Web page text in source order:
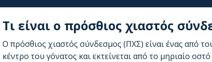
Τι είναι ο πρόσθιος χιαστός
O πρόσθιος χιαστός σύνδεσμος (ΠΧΣ) είναι ένας από
κέντρο του γόνατος και εκτείνεται από το μηριαίο